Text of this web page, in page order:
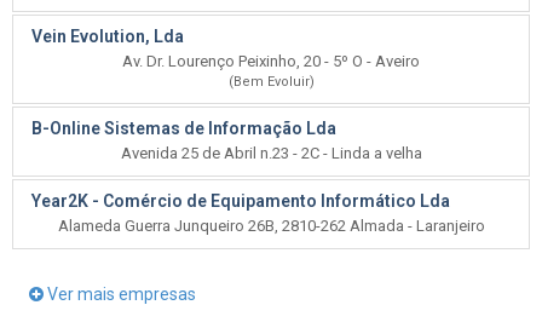
Vein Evolution, Lda
Av. Dr. Lourenço Peixinho, 20 - 5º O - Aveiro
(Bem Evoluir)
B-Online Sistemas de Informação Lda
Avenida 25 de Abril n.23 - 2C - Linda a velha
Year2K - Comércio de Equipamento Informático Lda
Alameda Guerra Junqueiro 26B, 2810-262 Almada - Laranjeiro
Ver mais empresas